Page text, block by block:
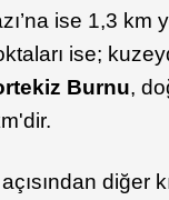
ise 1,3 km
ise;
Burnu,
diğer